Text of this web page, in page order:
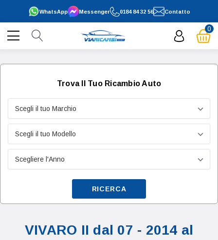
0184 84 32 56
WhatsApp Contatto
Messenger
0
Trova Il Tuo Ricambio Auto
RICERCA
VIVARO II dal 07 - 2014 al